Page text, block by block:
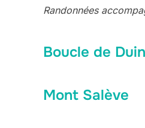
Randonnées
Boucle de
Mont Salève